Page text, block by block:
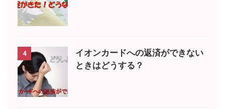
4
イオンカードへの返済ができない
ときはどうする？